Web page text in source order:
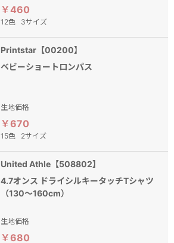
￥460
12色 3サイズ
Printstar【00200】
ベビーショートロンパス
生地価格
￥670
15色 2サイズ
United Athle【508802】
4.7オンス ドライシルキータッチTシャツ
（130～160cm）
生地価格
￥680